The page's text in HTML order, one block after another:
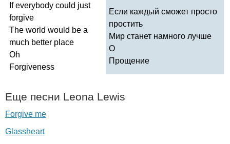
If everybody could just
forgive
The world would be a
much better place
Oh
Forgiveness
Если каждый сможет просто
простить
Мир станет намного лучше
О
Прощение
Еще песни Leona Lewis
Forgive me
Glassheart